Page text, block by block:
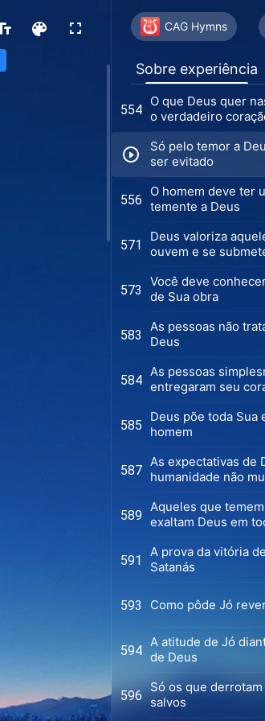
CAG Hymns
Sobre experiência
545 O julgamento de
551 que o homem deve
554
O que Deus quer
o verdadeiro
Só pelo temor a
ser evitado
556
O homem deve ter
temente a Deus
571
Deus valoriza
ouvem e se
573
Você deve
de Sua obra
583
As pessoas não
Deus
584
As pessoas
entregaram seu
585
Deus põe toda Sua
homem
587
As expectativas de
humanidade não
589
Aqueles que
exaltam Deus em
591
A prova da vitória
Satanás
593 Como pôde Jó
594
A atitude de Jó
de Deus
596
Só os que derrotam
salvos